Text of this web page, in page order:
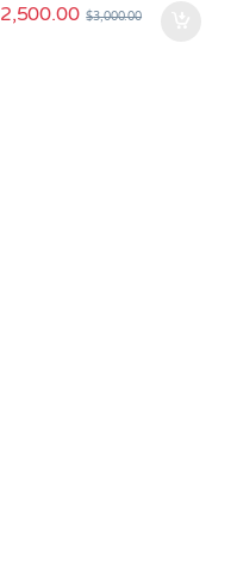
2,500.00 $3,000.00